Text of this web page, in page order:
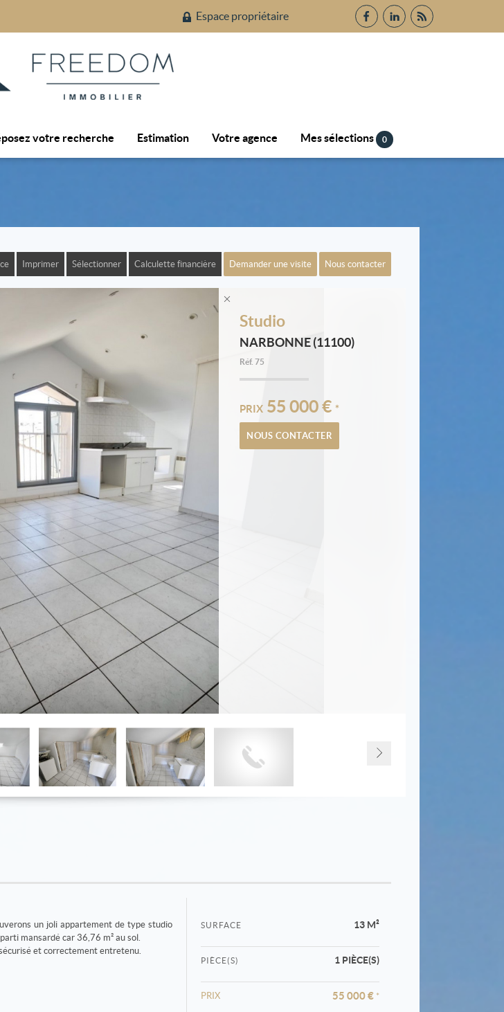
Espace propriétaire
votre recherche Estimation Votre agence Mes sélections 0
Imprimer Sélectionner Calculette financière Demander une visite Nous contacter
Studio
NARBONNE (11100)
Réf. 75
PRIX 55 000 € *
NOUS CONTACTER
un joli appartement de type studio
mansardé car 36,76 m² au sol.
et correctement entretenu.
SURFACE 13 M²
PIÈCE(S) 1 PIÈCE(S)
PRIX 55 000 € *